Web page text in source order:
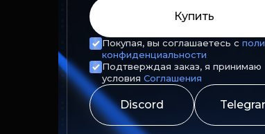
Купить
Покупая, вы соглашаетесь с
конфиденциальности
Подтверждая заказ, я принимаю
условия Соглашения
Discord